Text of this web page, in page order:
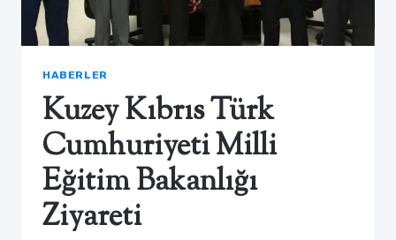
HABERLER
Kuzey Kıbrıs Türk
Cumhuriyeti Milli
Eğitim Bakanlığı
Ziyareti